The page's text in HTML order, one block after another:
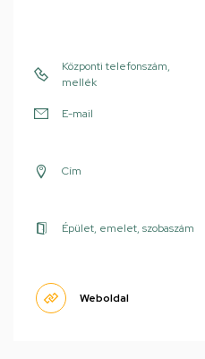
Központi telefonszám,
mellék
E-mail
Cím
Épület, emelet, szobaszám
Weboldal